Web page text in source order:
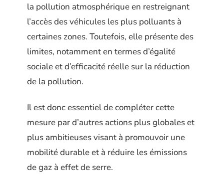
la pollution atmosphérique en restreignant
l’accès des véhicules les plus polluants à
certaines zones. Toutefois, elle présente des
limites, notamment en termes d’égalité
sociale et d’efficacité réelle sur la réduction
de la pollution.
Il est donc essentiel de compléter cette
mesure par d’autres actions plus globales et
plus ambitieuses visant à promouvoir une
mobilité durable et à réduire les émissions
de gaz à effet de serre.